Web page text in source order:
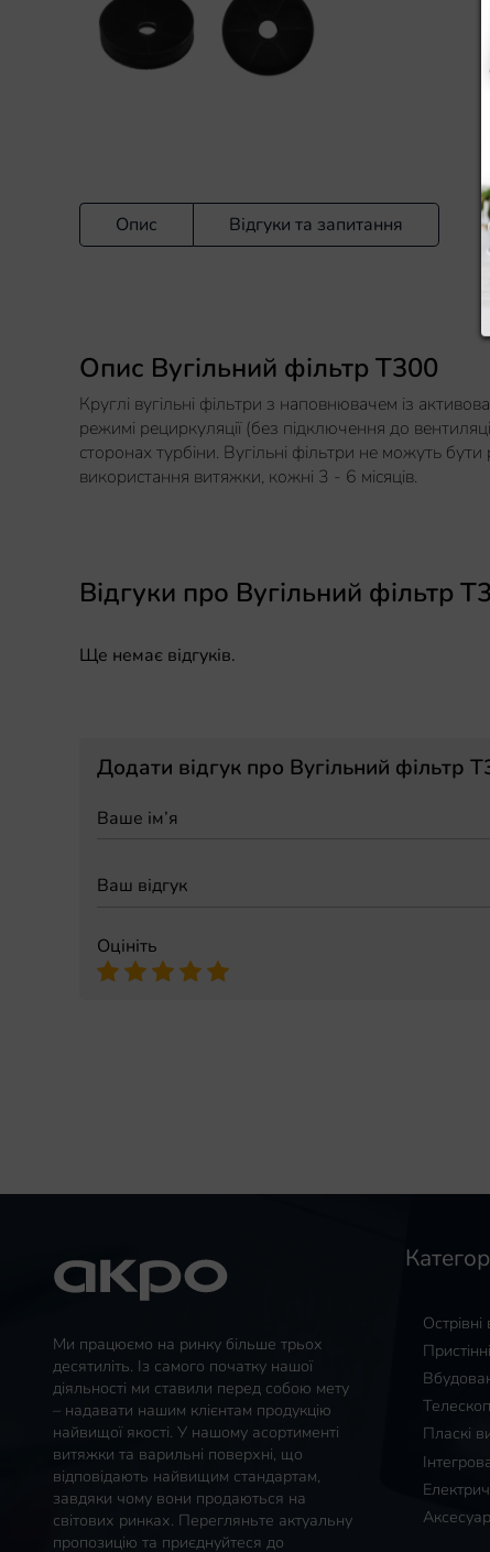
Опис Відгуки та запитання
Опис Вугільний фільтр T300
Круглі вугільні фільтри з наповнювачем із
режимі рециркуляції (без підключення до
сторонах турбіни. Вугільні фільтри не можуть
використання витяжки, кожні 3 - 6 місяців.
Відгуки про Вугільний фільтр
Ще немає відгуків.
Додати відгук про Вугільний фільтр
Оцініть
Ми працюємо на ринку більше трьох
десятиліть. Із самого початку нашої
діяльності ми ставили перед собою мету
– надавати нашим клієнтам продукцію
найвищої якості. У нашому асортименті
витяжки та варильні поверхні, що
відповідають найвищим стандартам,
завдяки чому вони продаються на
світових ринках. Перегляньте актуальну
пропозицію та приєднуйтеся до
Пласкі